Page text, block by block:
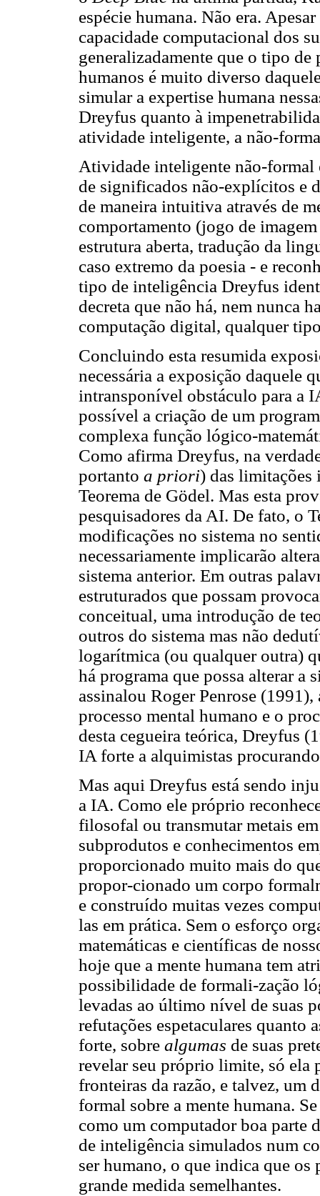
espécie humana. Não era.
capacidade computacional dos
generalizadamente que o tipo
humanos é muito diverso
simular a expertise humana
Dreyfus quanto à
atividade inteligente, a não-
Atividade inteligente não-formal
de significados não-explícitos e
de maneira intuitiva através de
comportamento (jogo de
estrutura aberta, tradução da
caso extremo da poesia - e
tipo de inteligência Dreyfus
decreta que não há, nem nunca
computação digital, qualquer
Concluindo esta resumida
necessária a exposição daquele
intransponível obstáculo para a
possível a criação de um
complexa função lógico-
Como afirma Dreyfus, na
portanto a priori) das limitações
Teorema de Gödel. Mas esta
pesquisadores da AI. De fato, o
modificações no sistema no
necessariamente implicarão
sistema anterior. Em outras
estruturados que possam
conceitual, uma introdução de
outros do sistema mas não
logarítmica (ou qualquer outra)
há programa que possa alterar a
assinalou Roger Penrose
processo mental humano e o
desta cegueira teórica, Dreyfus
IA forte a alquimistas
Mas aqui Dreyfus está sendo
a IA. Como ele próprio
filosofal ou transmutar metais
subprodutos e conhecimentos
proporcionado muito mais do
propor-cionado um corpo
e construído muitas vezes
las em prática. Sem o esforço
matemáticas e científicas de
hoje que a mente humana tem
possibilidade de formali-zação
levadas ao último nível de suas
refutações espetaculares quanto
forte, sobre algumas de suas
revelar seu próprio limite, só ela
fronteiras da razão, e talvez, um
formal sobre a mente humana.
como um computador boa parte
de inteligência simulados num
ser humano, o que indica que os
grande medida semelhantes.